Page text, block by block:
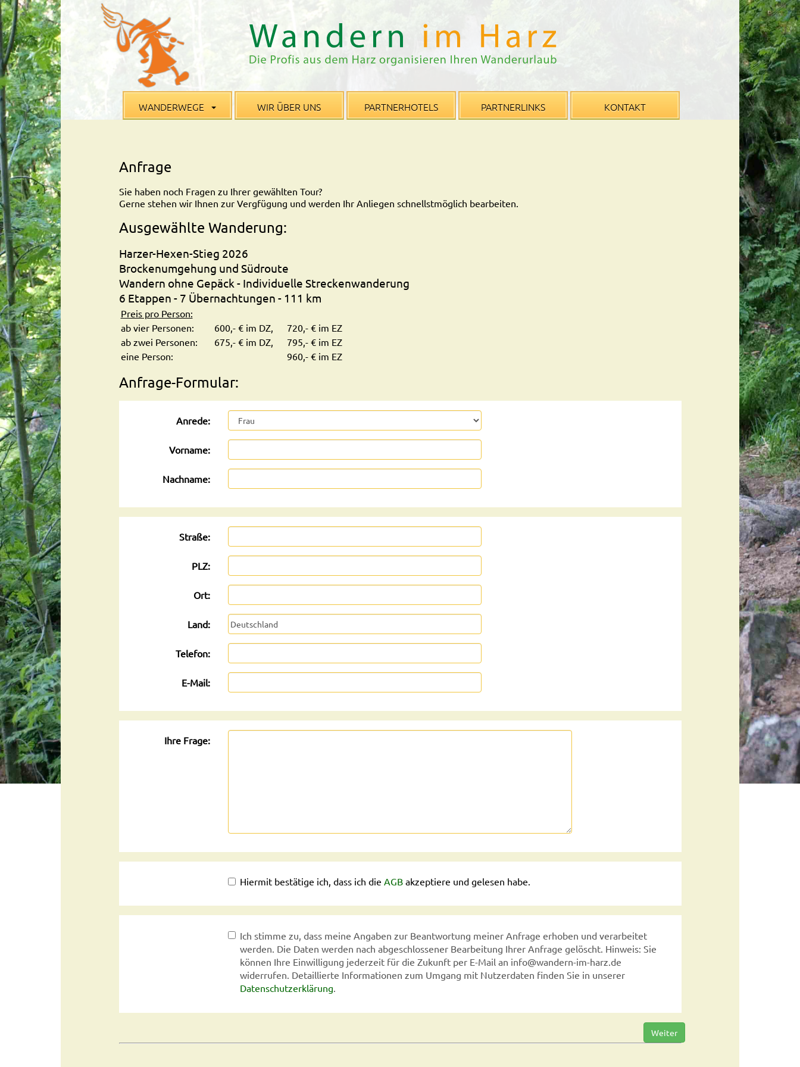
WANDERWEGE WIR ÜBER UNS PARTNERHOTELS PARTNERLINKS KONTAKT
Anfrage
Sie haben noch Fragen zu Ihrer gewählten Tour?
Gerne stehen wir Ihnen zur Vergfügung und werden Ihr Anliegen schnellstmöglich bearbeiten.
Ausgewählte Wanderung:
Harzer-Hexen-Stieg 2026
Brockenumgehung und Südroute
Wandern ohne Gepäck - Individuelle Streckenwanderung
6 Etappen - 7 Übernachtungen - 111 km
Preis pro Person:
ab vier Personen:
600,- € im DZ,
720,- € im EZ
ab zwei Personen:
675,- € im DZ,
795,- € im EZ
eine Person:
960,- € im EZ
Anfrage-Formular:
Anrede:
Vorname:
Nachname:
Straße:
PLZ:
Ort:
Land:
Telefon:
E-Mail:
Ihre Frage:
Hiermit bestätige ich, dass ich dieAGB akzeptiere und gelesen habe.
Ich stimme zu, dass meine Angaben zur Beantwortung meiner Anfrage erhoben und verarbeitet
werden. Die Daten werden nach abgeschlossener Bearbeitung Ihrer Anfrage gelöscht. Hinweis: Sie
können Ihre Einwilligung jederzeit für die Zukunft per E-Mail an info@wandern-im-harz.de
widerrufen. Detaillierte Informationen zum Umgang mit Nutzerdaten finden Sie in unserer
Datenschutzerklärung.